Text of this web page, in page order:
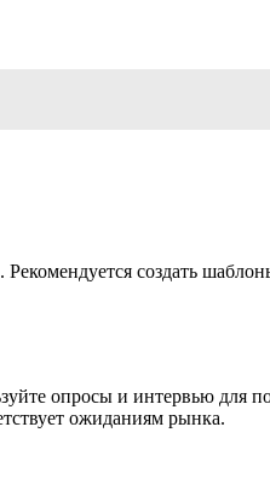
создать
опросы и интервью для
ожиданиям рынка.